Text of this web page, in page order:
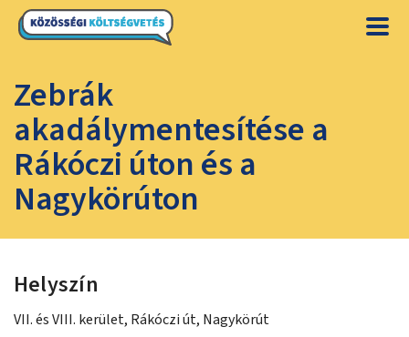
Zebrák
akadálymentesítése a
Rákóczi úton és a
Nagykörúton
Helyszín
VII. és VIII. kerület, Rákóczi út, Nagykörút